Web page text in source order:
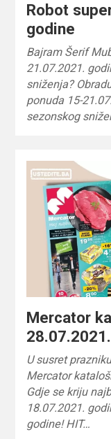
Robot
godine
Bajram Šerif
21.07.2021.
sniženja?
ponuda 15-
sezonskog
Mercator
U susret
Mercator
Gdje se kriju
18.07.2021.
godine! HIT…